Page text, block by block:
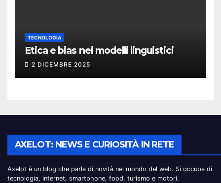
TECNOLOGIA
Etica e bias nei modelli linguistici
2 DICEMBRE 2025
AXELOT: NEWS E CURIOSITÀ IN RETE
Axelot è un blog che parla di novità nel mondo del web. Si occupa di
tecnologia, internet, smartphone, food, turismo e motori.